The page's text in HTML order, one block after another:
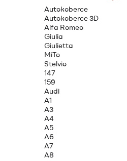
Autokoberce
Autokoberce 3D
Alfa Romeo
Giulia
Giulietta
MiTo
Stelvio
147
159
Audi
A1
A3
A4
A5
A6
A7
A8